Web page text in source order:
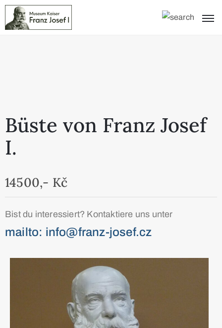
Büste von Franz Josef
I.
14500,- Kč
Bist du interessiert? Kontaktiere uns unter
mailto: info@franz-josef.cz